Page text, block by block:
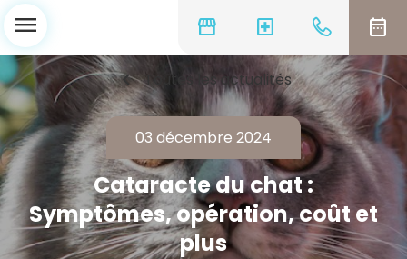
storefront local_hospital date_range
menu
chevron_left Toutes les actualités
03 décembre 2024
Cataracte du chat :
Symptômes, opération, coût et
plus